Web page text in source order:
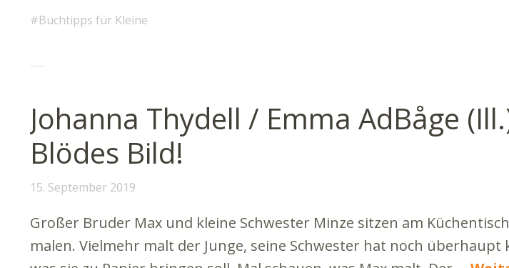
Buchtipps für Kleine
Johanna Thydell / Emma AdBåge
Blödes Bild!
15. September 2019
Großer Bruder Max und kleine Schwester Minze sitzen am
malen. Vielmehr malt der Junge, seine Schwester hat noch überhaupt